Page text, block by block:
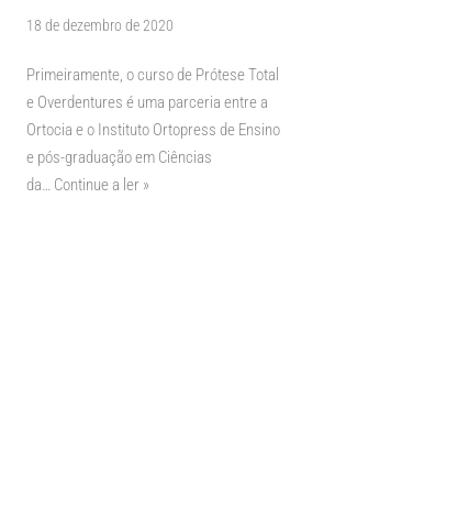
18 de dezembro de 2020
Primeiramente, o curso de Prótese Total
e Overdentures é uma parceria entre a
Ortocia e o Instituto Ortopress de Ensino
e pós-graduação em Ciências
da… Continue a ler »